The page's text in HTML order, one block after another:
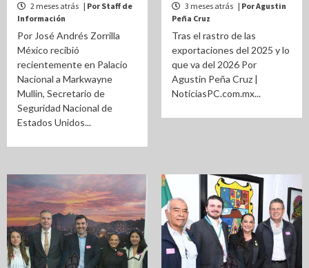
2 meses atrás | Por Staff de
Información
Por José Andrés Zorrilla
México recibió
recientemente en Palacio
Nacional a Markwayne
Mullin, Secretario de
Seguridad Nacional de
Estados Unidos...
3 meses atrás | Por Agustin
Peña Cruz
Tras el rastro de las
exportaciones del 2025 y lo
que va del 2026 Por
Agustin Peña Cruz |
NoticiasPC.com.mx...